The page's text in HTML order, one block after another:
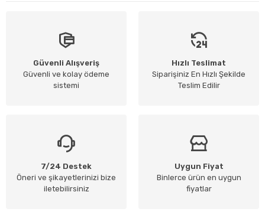
Güvenli Alışveriş
Güvenli ve kolay ödeme
sistemi
Hızlı Teslimat
Siparişiniz En Hızlı Şekilde
Teslim Edilir
7/24 Destek
Öneri ve şikayetlerinizi bize
iletebilirsiniz
Uygun Fiyat
Binlerce ürün en uygun
fiyatlar